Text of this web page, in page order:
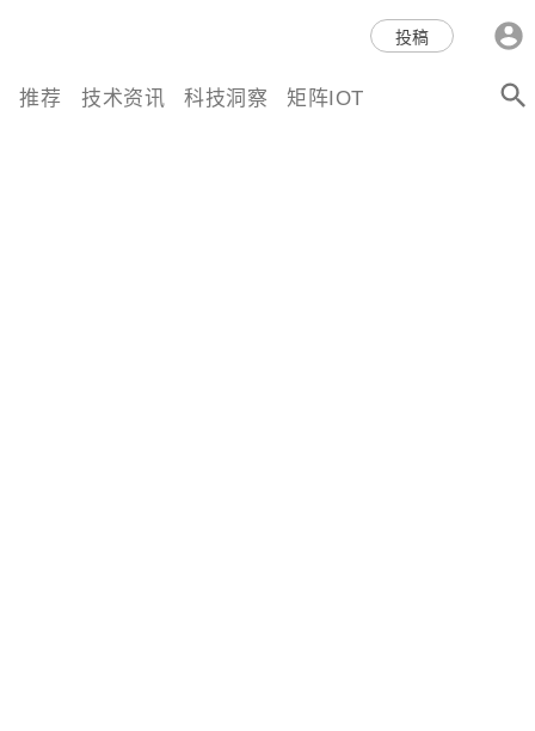
科技互联网,科技,资讯,动态,洞
察,量子,计算,AI,人工智能,机器
投稿
推荐 技术资讯 科技洞察 矩阵IOT